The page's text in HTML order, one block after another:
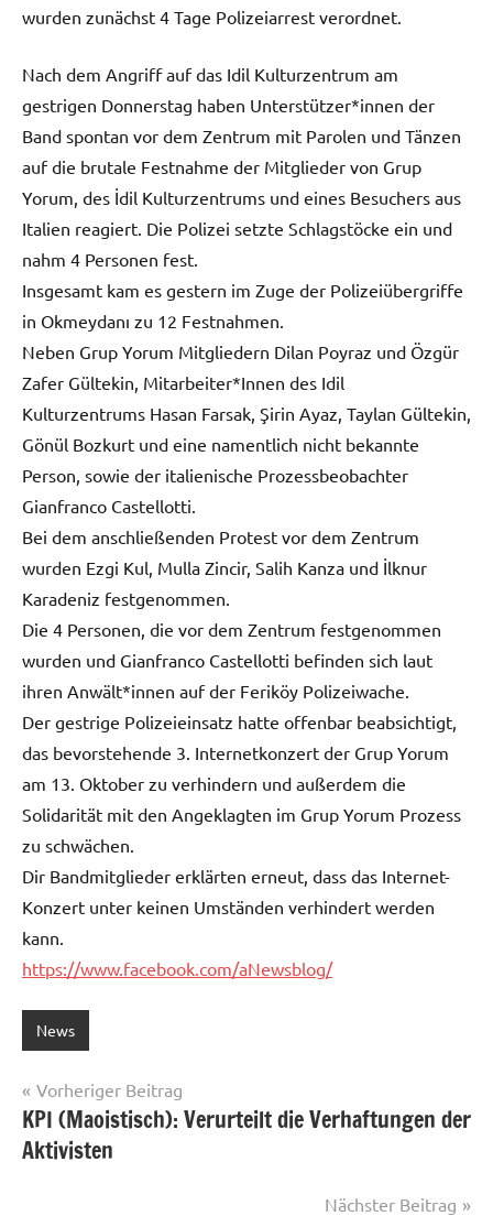
wurden zunächst 4 Tage Polizeiarrest verordnet.
Nach dem Angriff auf das Idil Kulturzentrum am
gestrigen Donnerstag haben Unterstützer*innen der
Band spontan vor dem Zentrum mit Parolen und Tänzen
auf die brutale Festnahme der Mitglieder von Grup
Yorum, des İdil Kulturzentrums und eines Besuchers aus
Italien reagiert. Die Polizei setzte Schlagstöcke ein und
nahm 4 Personen fest.
Insgesamt kam es gestern im Zuge der Polizeiübergriffe
in Okmeydanı zu 12 Festnahmen.
Neben Grup Yorum Mitgliedern Dilan Poyraz und Özgür
Zafer Gültekin, Mitarbeiter*Innen des Idil
Kulturzentrums Hasan Farsak, Şirin Ayaz, Taylan Gültekin,
Gönül Bozkurt und eine namentlich nicht bekannte
Person, sowie der italienische Prozessbeobachter
Gianfranco Castellotti.
Bei dem anschließenden Protest vor dem Zentrum
wurden Ezgi Kul, Mulla Zincir, Salih Kanza und İlknur
Karadeniz festgenommen.
Die 4 Personen, die vor dem Zentrum festgenommen
wurden und Gianfranco Castellotti befinden sich laut
ihren Anwält*innen auf der Feriköy Polizeiwache.
Der gestrige Polizeieinsatz hatte offenbar beabsichtigt,
das bevorstehende 3. Internetkonzert der Grup Yorum
am 13. Oktober zu verhindern und außerdem die
Solidarität mit den Angeklagten im Grup Yorum Prozess
zu schwächen.
Dir Bandmitglieder erklärten erneut, dass das Internet-
Konzert unter keinen Umständen verhindert werden
kann.
https://www.facebook.com/aNewsblog/
News
Beitragsnavigation
Vorheriger Beitrag
KPI (Maoistisch): Verurteilt die Verhaftungen der
Aktivisten
Nächster Beitrag